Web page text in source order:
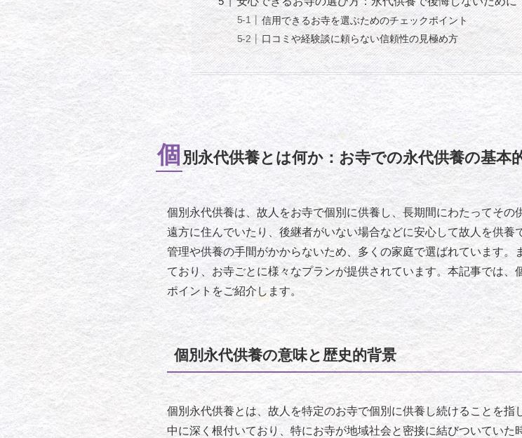
信用できるお寺を選ぶためのチェックポイント
口コミや経験談に頼らない信頼性の見極め方
個 別永代供養とは何か：お寺での永代供養の基本
個別永代供養は、故人をお寺で個別に供養し、長期間にわたってそ
遠方に住んでいたり、後継者がいない場合などに安心して故人を供養
管理や供養の手間がかからないため、多くの家庭で選ばれています
ており、お寺ごとに様々なプランが提供されています。本記事では
ポイントをご紹介します。
個別永代供養の意味と歴史的背景
個別永代供養とは、故人を特定のお寺で個別に供養し続けることを
中に深く根付いており、特にお寺が地域社会と密接に結びついてい